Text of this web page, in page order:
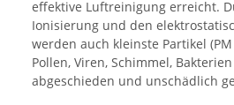
effektive Luftreinigung erreicht.
Ionisierung und den
werden auch kleinste Partikel (PM
Pollen, Viren, Schimmel,
abgeschieden und unschädlich